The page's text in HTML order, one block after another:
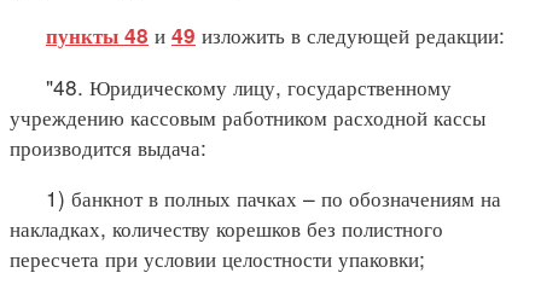
пункты 48 и 49 изложить в следующей редакции:
"48. Юридическому лицу, государственному
учреждению кассовым работником расходной кассы
производится выдача:
1) банкнот в полных пачках – по обозначениям на
накладках, количеству корешков без полистного
пересчета при условии целостности упаковки;